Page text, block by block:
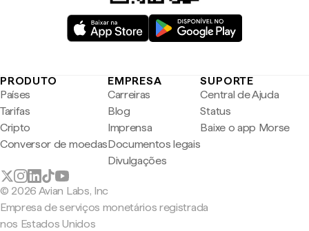
PRODUTO
Países
Tarifas
Cripto
Conversor de moedas
EMPRESA
Carreiras
Blog
Imprensa
Documentos legais
Divulgações
SUPORTE
Central de Ajuda
Status
Baixe o app Morse
© 2026 Avian Labs, Inc
Empresa de serviços monetários registrada
nos Estados Unidos